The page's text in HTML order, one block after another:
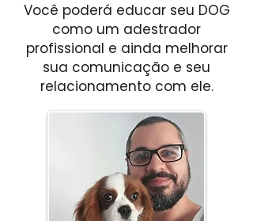
Você poderá educar seu DOG
como um adestrador
profissional e ainda melhorar
sua comunicação e seu
relacionamento com ele.